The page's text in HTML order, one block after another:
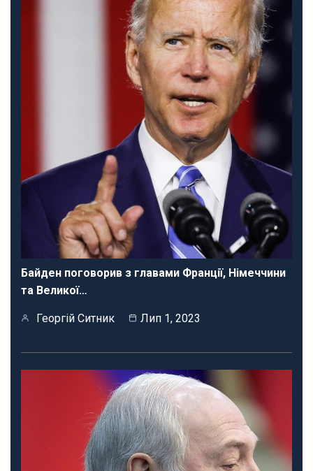
Байден поговорив з главами Франції, Німеччини
та Великої…
Георгій Ситник Лип 1, 2023